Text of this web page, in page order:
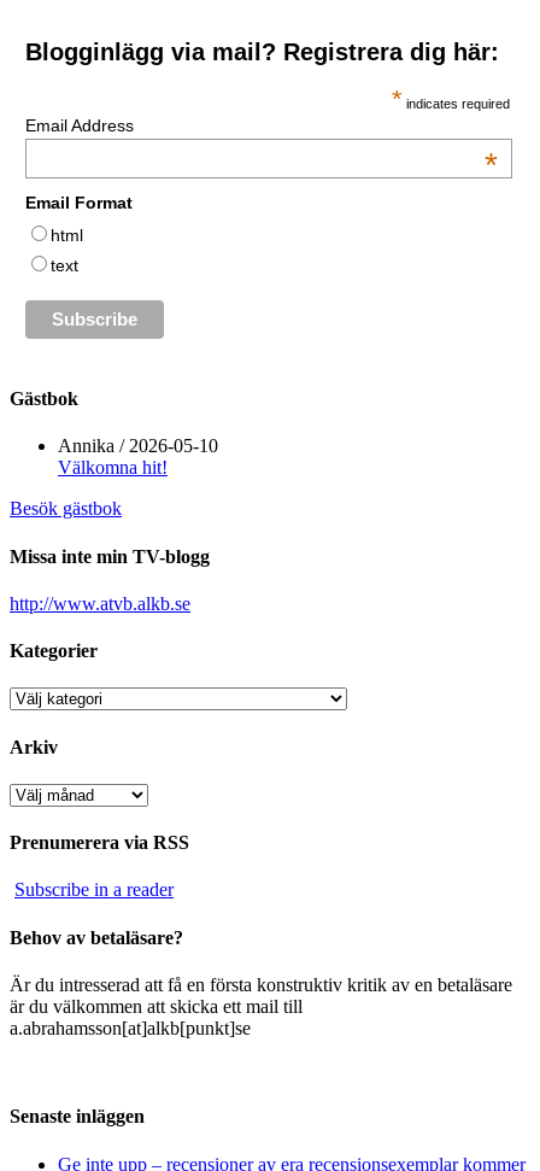
Blogginlägg via mail? Registrera dig här:
* indicates required
Email Address
*
Email Format
html
text
Gästbok
Annika / 2026-05-10
Välkomna hit!
Besök gästbok
Missa inte min TV-blogg
http://www.atvb.alkb.se
Kategorier
Kategorier
Arkiv
Arkiv
Prenumerera via RSS
Subscribe in a reader
Behov av betaläsare?
Är du intresserad att få en första konstruktiv kritik av en betaläsare
är du välkommen att skicka ett mail till
a.abrahamsson[at]alkb[punkt]se
Senaste inläggen
Ge inte upp – recensioner av era recensionsexemplar kommer